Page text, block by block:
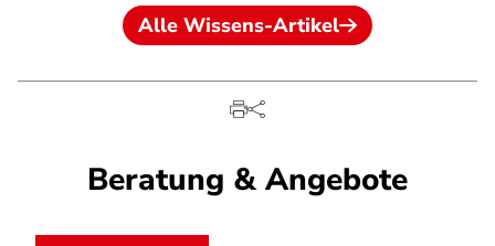
Alle Wissens-Artikel
Beratung & Angebote